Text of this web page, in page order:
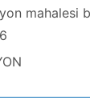
mahalesi